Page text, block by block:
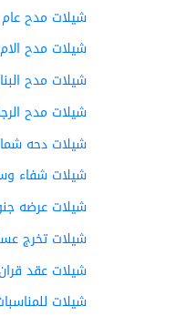
شيلات مدح عام
شيلات مدح الام
شيلات مدح البنات
شيلات مدح الرجال
شيلات دحه
شيلات شفاء
شيلات عرضه
شيلات تخرج
شيلات عقد قران
شيلات